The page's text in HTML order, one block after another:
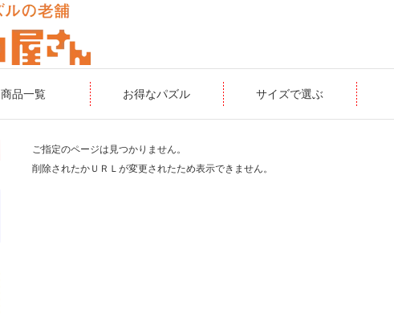
商品一覧 お得なパズル サイズで選ぶ
ご指定のページは見つかりません。
削除されたかＵＲＬが変更されたため表示できません。